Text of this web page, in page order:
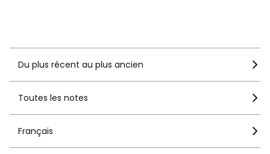
Du plus récent au plus ancien
Toutes les notes
Français